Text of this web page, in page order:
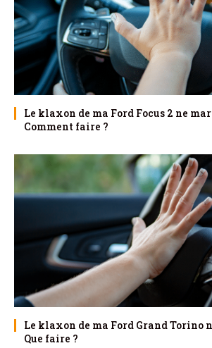
Le klaxon de ma Ford Focus 2 ne
Comment faire ?
Le klaxon de ma Ford Grand Torino
Que faire ?